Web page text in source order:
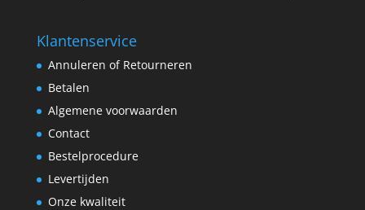
Klantenservice
Annuleren of Retourneren
Betalen
Algemene voorwaarden
Contact
Bestelprocedure
Levertijden
Onze kwaliteit